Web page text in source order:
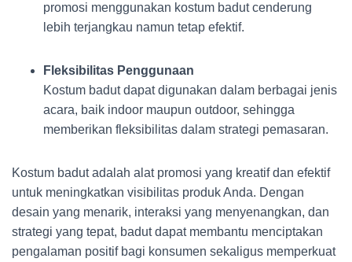
promosi menggunakan kostum badut cenderung
lebih terjangkau namun tetap efektif.
Fleksibilitas Penggunaan
Kostum badut dapat digunakan dalam berbagai jenis
acara, baik indoor maupun outdoor, sehingga
memberikan fleksibilitas dalam strategi pemasaran.
Kostum badut adalah alat promosi yang kreatif dan efektif
untuk meningkatkan visibilitas produk Anda. Dengan
desain yang menarik, interaksi yang menyenangkan, dan
strategi yang tepat, badut dapat membantu menciptakan
pengalaman positif bagi konsumen sekaligus memperkuat